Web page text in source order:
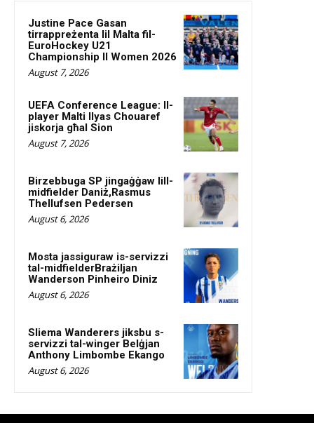
Justine Pace Gasan
tirrappreżenta lil Malta fil-
EuroHockey U21
Championship II Women 2026
August 7, 2026
UEFA Conference League: Il-
player Malti Ilyas Chouaref
jiskorja għal Sion
August 7, 2026
Birzebbuga SP jingaġġaw lill-
midfielder Daniż,Rasmus
Thellufsen Pedersen
August 6, 2026
Mosta jassiguraw is-servizzi
tal-midfielderBrażiljan
Wanderson Pinheiro Diniz
August 6, 2026
Sliema Wanderers jiksbu s-
servizzi tal-winger Belġjan
Anthony Limbombe Ekango
August 6, 2026